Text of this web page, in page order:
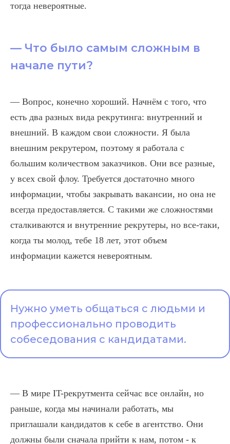
тогда невероятные.
— Что было самым сложным в
начале пути?
— Вопрос, конечно хороший. Начнём с того, что
есть два разных вида рекрутинга: внутренний и
внешний. В каждом свои сложности. Я была
внешним рекрутером, поэтому я работала с
большим количеством заказчиков. Они все разные,
у всех свой флоу. Требуется достаточно много
информации, чтобы закрывать вакансии, но она не
всегда предоставляется. С такими же сложностями
сталкиваются и внутренние рекрутеры, но все-таки,
когда ты молод, тебе 18 лет, этот объем
информации кажется невероятным.
Нужно уметь общаться с людьми и
профессионально проводить
собеседования с кандидатами.
— В мире IT-рекрутмента сейчас все онлайн, но
раньше, когда мы начинали работать, мы
приглашали кандидатов к себе в агентство. Они
должны были сначала прийти к нам, потом - к